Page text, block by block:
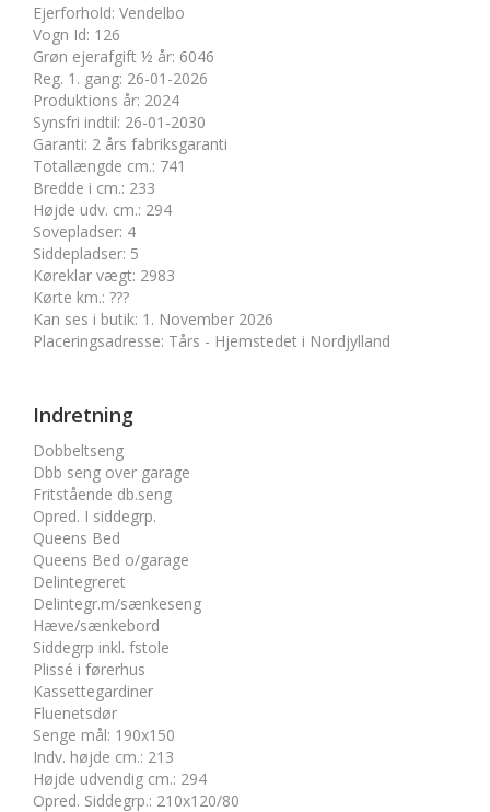
Ejerforhold: Vendelbo
Vogn Id: 126
Grøn ejerafgift ½ år: 6046
Reg. 1. gang: 26-01-2026
Produktions år: 2024
Synsfri indtil: 26-01-2030
Garanti: 2 års fabriksgaranti
Totallængde cm.: 741
Bredde i cm.: 233
Højde udv. cm.: 294
Sovepladser: 4
Siddepladser: 5
Køreklar vægt: 2983
Kørte km.: ???
Kan ses i butik: 1. November 2026
Placeringsadresse: Tårs - Hjemstedet i Nordjylland
Indretning
Dobbeltseng
Dbb seng over garage
Fritstående db.seng
Opred. I siddegrp.
Queens Bed
Queens Bed o/garage
Delintegreret
Delintegr.m/sænkeseng
Hæve/sænkebord
Siddegrp inkl. fstole
Plissé i førerhus
Kassettegardiner
Fluenetsdør
Senge mål: 190x150
Indv. højde cm.: 213
Højde udvendig cm.: 294
Opred. Siddegrp.: 210x120/80